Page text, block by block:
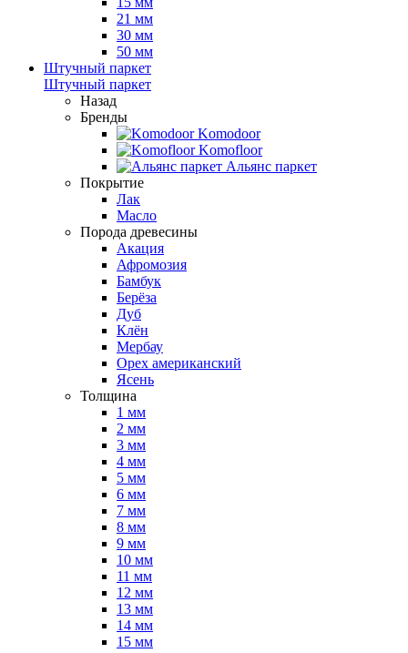
21 мм
30 мм
50 мм
Штучный паркет
Штучный паркет
Назад
Бренды
Komodoor
Komofloor
Альянс паркет
Покрытие
Лак
Масло
Порода древесины
Акация
Афромозия
Бамбук
Берёза
Дуб
Клён
Мербау
Орех американский
Ясень
Толщина
1 мм
2 мм
3 мм
4 мм
5 мм
6 мм
7 мм
8 мм
9 мм
10 мм
11 мм
12 мм
13 мм
14 мм
15 мм